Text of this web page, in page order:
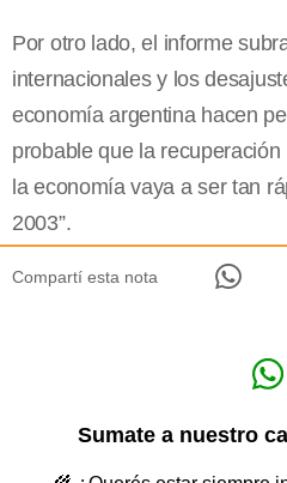
Por otro lado, el informe
internacionales y los
economía argentina hacen
probable que la
la economía vaya a ser tan
2003”.
Compartí esta nota
Sumate a nuestro